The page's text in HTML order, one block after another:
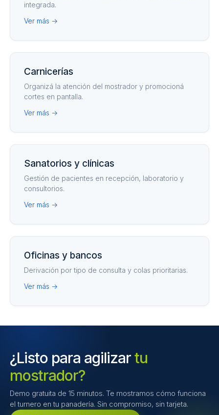
integrada.
Ver más →
Carnicerías
Organizá la atención del mostrador y promocioná
cortes en pantalla.
Ver más →
Sanatorios y clínicas
Gestión de pacientes en recepción, laboratorio y
consultorios.
Ver más →
Oficinas y bancos
Derivación por tipo de consulta y colas prioritarias.
Ver más →
¿Listo para agilizartu
mostrador?
Demo gratuita de 15 minutos. Te mostramos cómo funciona
el turnero en tu panadería. Sin compromiso, sin tarjeta.